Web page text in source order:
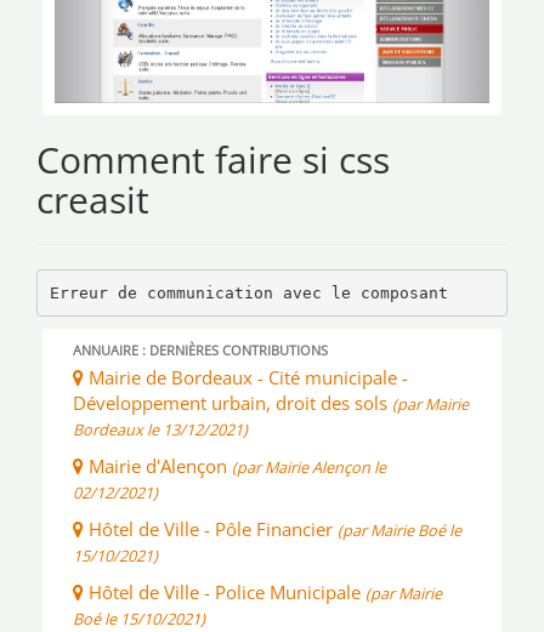
Comment faire si css
creasit
Erreur de communication avec le composant
ANNUAIRE : DERNIÈRES CONTRIBUTIONS
Mairie de Bordeaux - Cité municipale -
Développement urbain, droit des sols (par Mairie
Bordeaux le 13/12/2021)
Mairie d'Alençon (par Mairie Alençon le
02/12/2021)
Hôtel de Ville - Pôle Financier (par Mairie Boé le
15/10/2021)
Hôtel de Ville - Police Municipale (par Mairie
Boé le 15/10/2021)